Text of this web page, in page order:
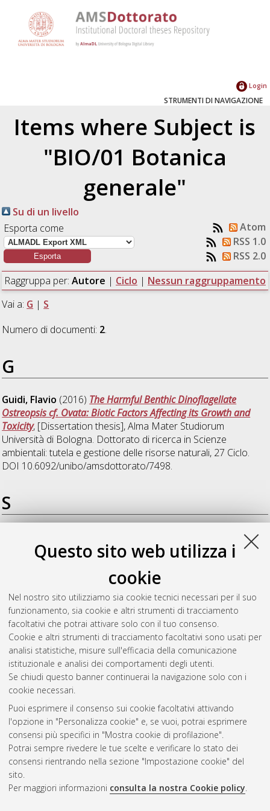
Questo sito web utilizza i
cookie
Nel nostro sito utilizziamo sia cookie tecnici necessari per il suo
funzionamento, sia cookie e altri strumenti di tracciamento
facoltativi che potrai attivare solo con il tuo consenso.
Cookie e altri strumenti di tracciamento facoltativi sono usati per
analisi statistiche, misure sull'efficacia della comunicazione
istituzionale e analisi dei comportamenti degli utenti.
Se chiudi questo banner continuerai la navigazione solo con i
cookie necessari.
Puoi esprimere il consenso sui cookie facoltativi attivando
l'opzione in "Personalizza cookie" e, se vuoi, potrai esprimere
consensi più specifici in "Mostra cookie di profilazione".
Potrai sempre rivedere le tue scelte e verificare lo stato dei
consensi rientrando nella sezione "Impostazione cookie" del
sito.
Per maggiori informazioni consulta la nostra Cookie policy.
Login
STRUMENTI DI NAVIGAZIONE
Items where Subject is
"BIO/01 Botanica
generale"
Su di un livello
Esporta come
Atom
RSS 1.0
RSS 2.0
Raggruppa per: Autore | Ciclo | Nessun raggruppamento
Vai a: G | S
Numero di documenti: 2.
G
Guidi, Flavio (2016) The Harmful Benthic Dinoflagellate
Ostreopsis cf. Ovata: Biotic Factors Affecting its Growth and
Toxicity, [Dissertation thesis], Alma Mater Studiorum
Università di Bologna. Dottorato di ricerca in Scienze
ambientali: tutela e gestione delle risorse naturali, 27 Ciclo.
DOI 10.6092/unibo/amsdottorato/7498.
S
Biodiversity Study on Wild Food
Plants Traditionally Consumed in the Area of Bologna (Emilia
romagna Region, Italy) and in the Middle Agri Valley (Basilicata
Region, Potenza Province, Italy), [Dissertation thesis], Alma
Mater Studiorum Università di Bologna. Dottorato di ricerca in
Biodiversità ed evoluzione, 27 Ciclo. DOI
10.6092/unibo/amsdottorato/7477.
Questa lista e' stata generata ilSat Aug 8 20:34:06 2026
Atom
Rss 1.0
Rss 2.0
ISSN: 2038-7946